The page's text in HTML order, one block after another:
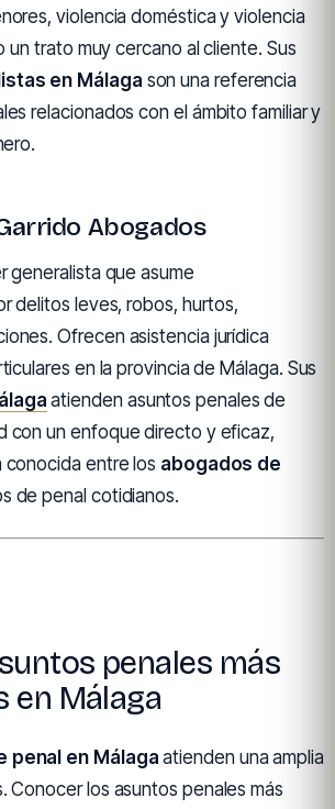
violencia doméstica y violencia
un trato muy cercano al cliente. Sus
en Málaga son una referencia
relacionados con el ámbito familiar y
Abogados
generalista que asume
delitos leves, robos, hurtos,
Ofrecen asistencia jurídica
en la provincia de Málaga. Sus
atienden asuntos penales de
con un enfoque directo y eficaz,
entre los abogados de
de penal cotidianos.
penales más
en Málaga
penal en Málaga atienden una amplia
Conocer los asuntos penales más